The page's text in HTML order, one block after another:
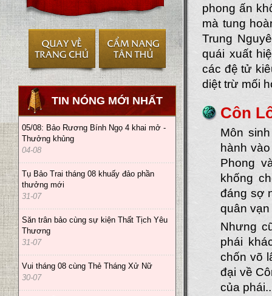
TIN NÓNG MỚI NHẤT
05/08: Bảo Rương Bính Ngọ 4 khai mở -
Thưởng khủng
04-08
Tụ Bảo Trai tháng 08 khuấy đảo phần
thưởng mới
31-07
Săn trân bảo cùng sự kiện Thất Tịch Yêu
Thương
31-07
Vui tháng 08 cùng Thẻ Tháng Xử Nữ
30-07
phong ấn
mà tung
Trung
quái xuất
các đệ tử
diệt trừ mối
Côn
Môn
hành
Phong
khống
đáng sợ
quân
Nhưng
phái
chốn võ
đại về
của